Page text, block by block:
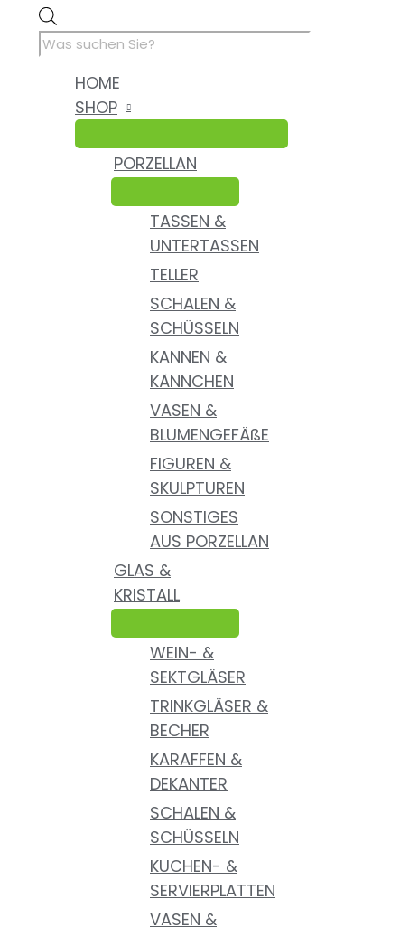
Inhalt
springen
search
HOME
SHOP
PORZELLAN
TASSEN &
UNTERTASSEN
TELLER
SCHALEN &
SCHÜSSELN
KANNEN &
KÄNNCHEN
VASEN &
BLUMENGEFÄßE
FIGUREN &
SKULPTUREN
SONSTIGES
AUS PORZELLAN
GLAS &
KRISTALL
WEIN- &
SEKTGLÄSER
TRINKGLÄSER &
BECHER
KARAFFEN &
DEKANTER
SCHALEN &
SCHÜSSELN
KUCHEN- &
SERVIERPLATTEN
VASEN &